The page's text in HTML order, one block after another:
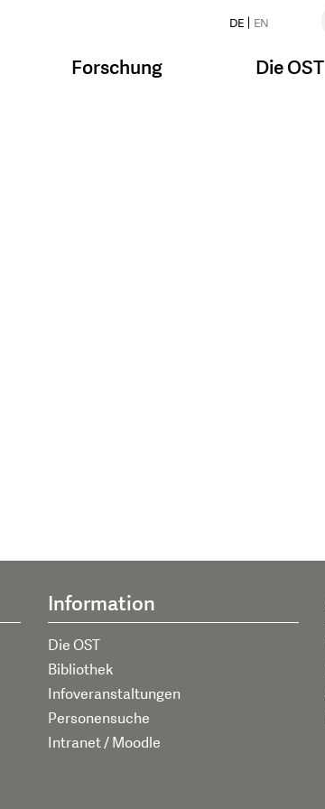
DE EN
Forschung Die OST
Information
Die OST
Bibliothek
Infoveranstaltungen
Personensuche
Intranet / Moodle